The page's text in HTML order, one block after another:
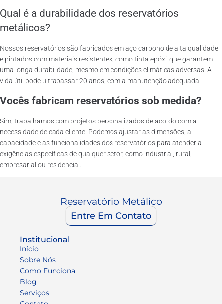
Qual é a durabilidade dos reservatórios
metálicos?
Nossos reservatórios são fabricados em aço carbono de alta qualidade
e pintados com materiais resistentes, como tinta epóxi, que garantem
uma longa durabilidade, mesmo em condições climáticas adversas. A
vida útil pode ultrapassar 20 anos, com a manutenção adequada.
Vocês fabricam reservatórios sob medida?
Sim, trabalhamos com projetos personalizados de acordo com a
necessidade de cada cliente. Podemos ajustar as dimensões, a
capacidade e as funcionalidades dos reservatórios para atender a
exigências específicas de qualquer setor, como industrial, rural,
empresarial ou residencial.
Reservatório Metálico
Entre Em Contato
Institucional
Início
Sobre Nós
Como Funciona
Blog
Serviços